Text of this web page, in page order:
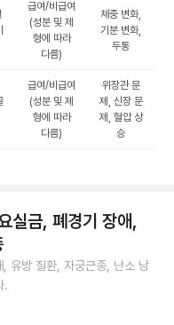
급여/비급여
(성분 및 제
형에 따라
다름)
체중 변화,
기분 변화,
두통
급여/비급여
(성분 및 제
형에 따라
다름)
위장관 문
제, 신장 문
제, 혈압 상
승
실금, 폐경기 장애,
유방 질환, 자궁근종, 난소 낭
.